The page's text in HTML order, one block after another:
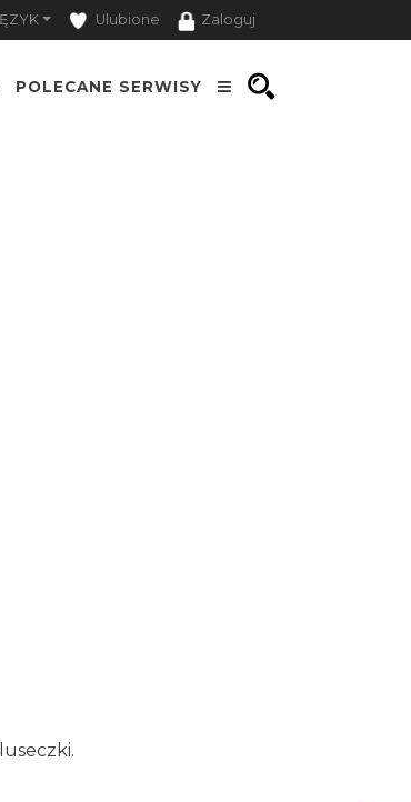
Ulubione Zaloguj
POLECANE SERWISY